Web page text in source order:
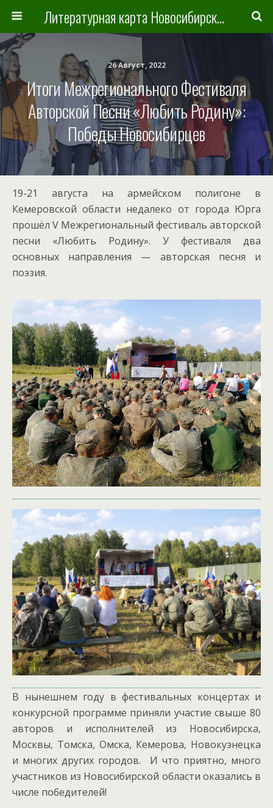
Литературная карта Новосибирска и Новосибирской области
26 Август, 2022
Итоги Межрегионального Фестиваля
Авторской Песни «Любить Родину»:
Победы Новосибирцев
19-21 августа на армейском полигоне в
Кемеровской области недалеко от города Юрга
прошёл V Межрегиональный фестиваль авторской
песни «Любить Родину». У фестиваля два
основных направления — авторская песня и
поэзия.
В нынешнем году в фестивальных концертах и
конкурсной программе приняли участие свыше 80
авторов и исполнителей из Новосибирска,
Москвы, Томска, Омска, Кемерова, Новокузнецка
и многих других городов. И что приятно, много
участников из Новосибирской области оказались в
числе победителей!